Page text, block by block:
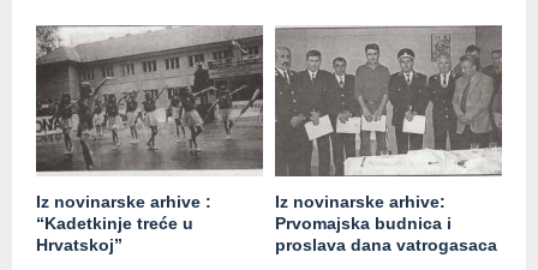
Iz novinarske arhive :
“Kadetkinje treće u
Hrvatskoj”
Iz novinarske arhive:
Prvomajska budnica i
proslava dana vatrogasaca